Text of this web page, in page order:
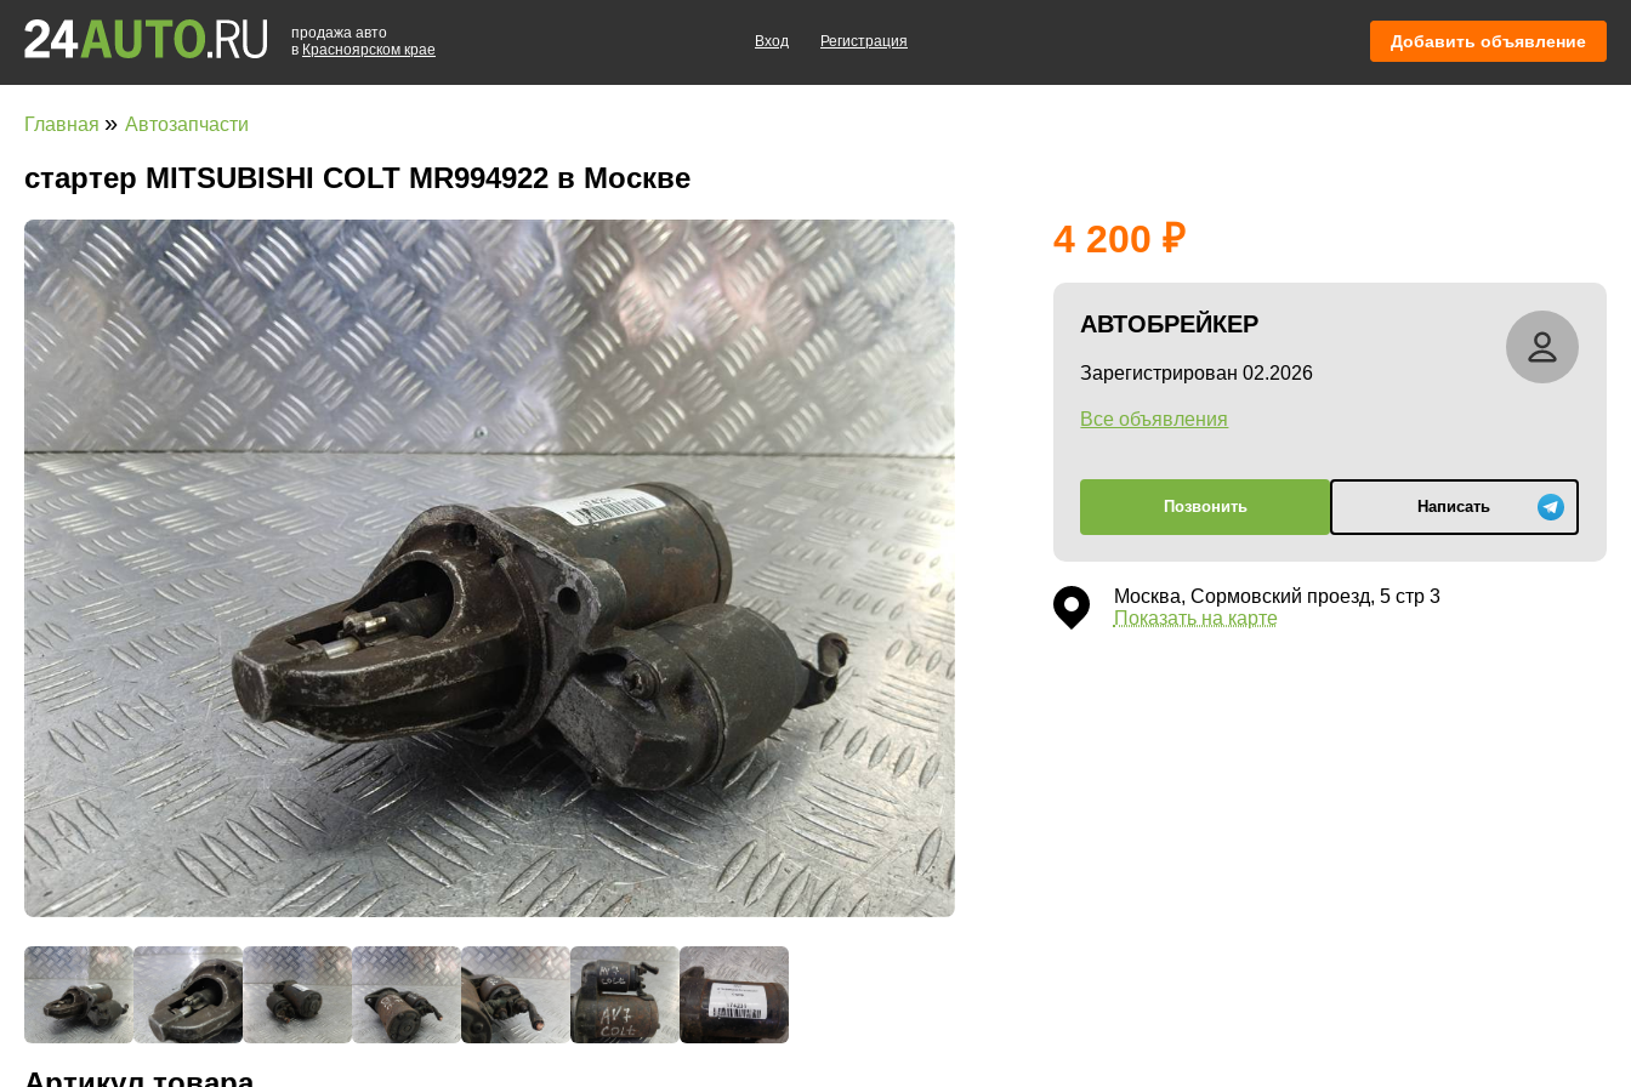
продажа авто
в Красноярском крае
Вход Регистрация Добавить объявление
Главная » Автозапчасти
стартер MITSUBISHI COLT MR994922 в Москве
4 200
АВТОБРЕЙКЕР
Зарегистрирован 02.2026
Все объявления
Позвонить Написать
Москва, Сормовский проезд, 5 стр 3
Показать на карте